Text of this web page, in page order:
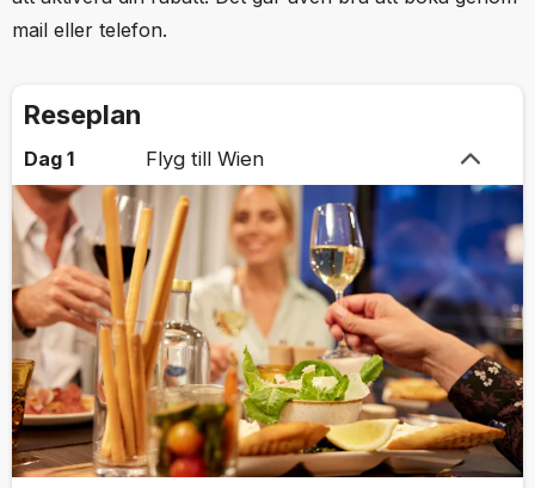
mail eller telefon.
Reseplan
Dag 1 Flyg till Wien